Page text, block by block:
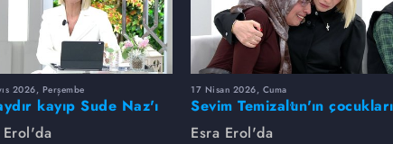
2026, Perşembe
kayıp Sude Naz'ı
Erol buldu
Erol'da
17 Nisan 2026, Cuma
Sevim Temizaltın'ın çocukları
nerede?
Esra Erol'da